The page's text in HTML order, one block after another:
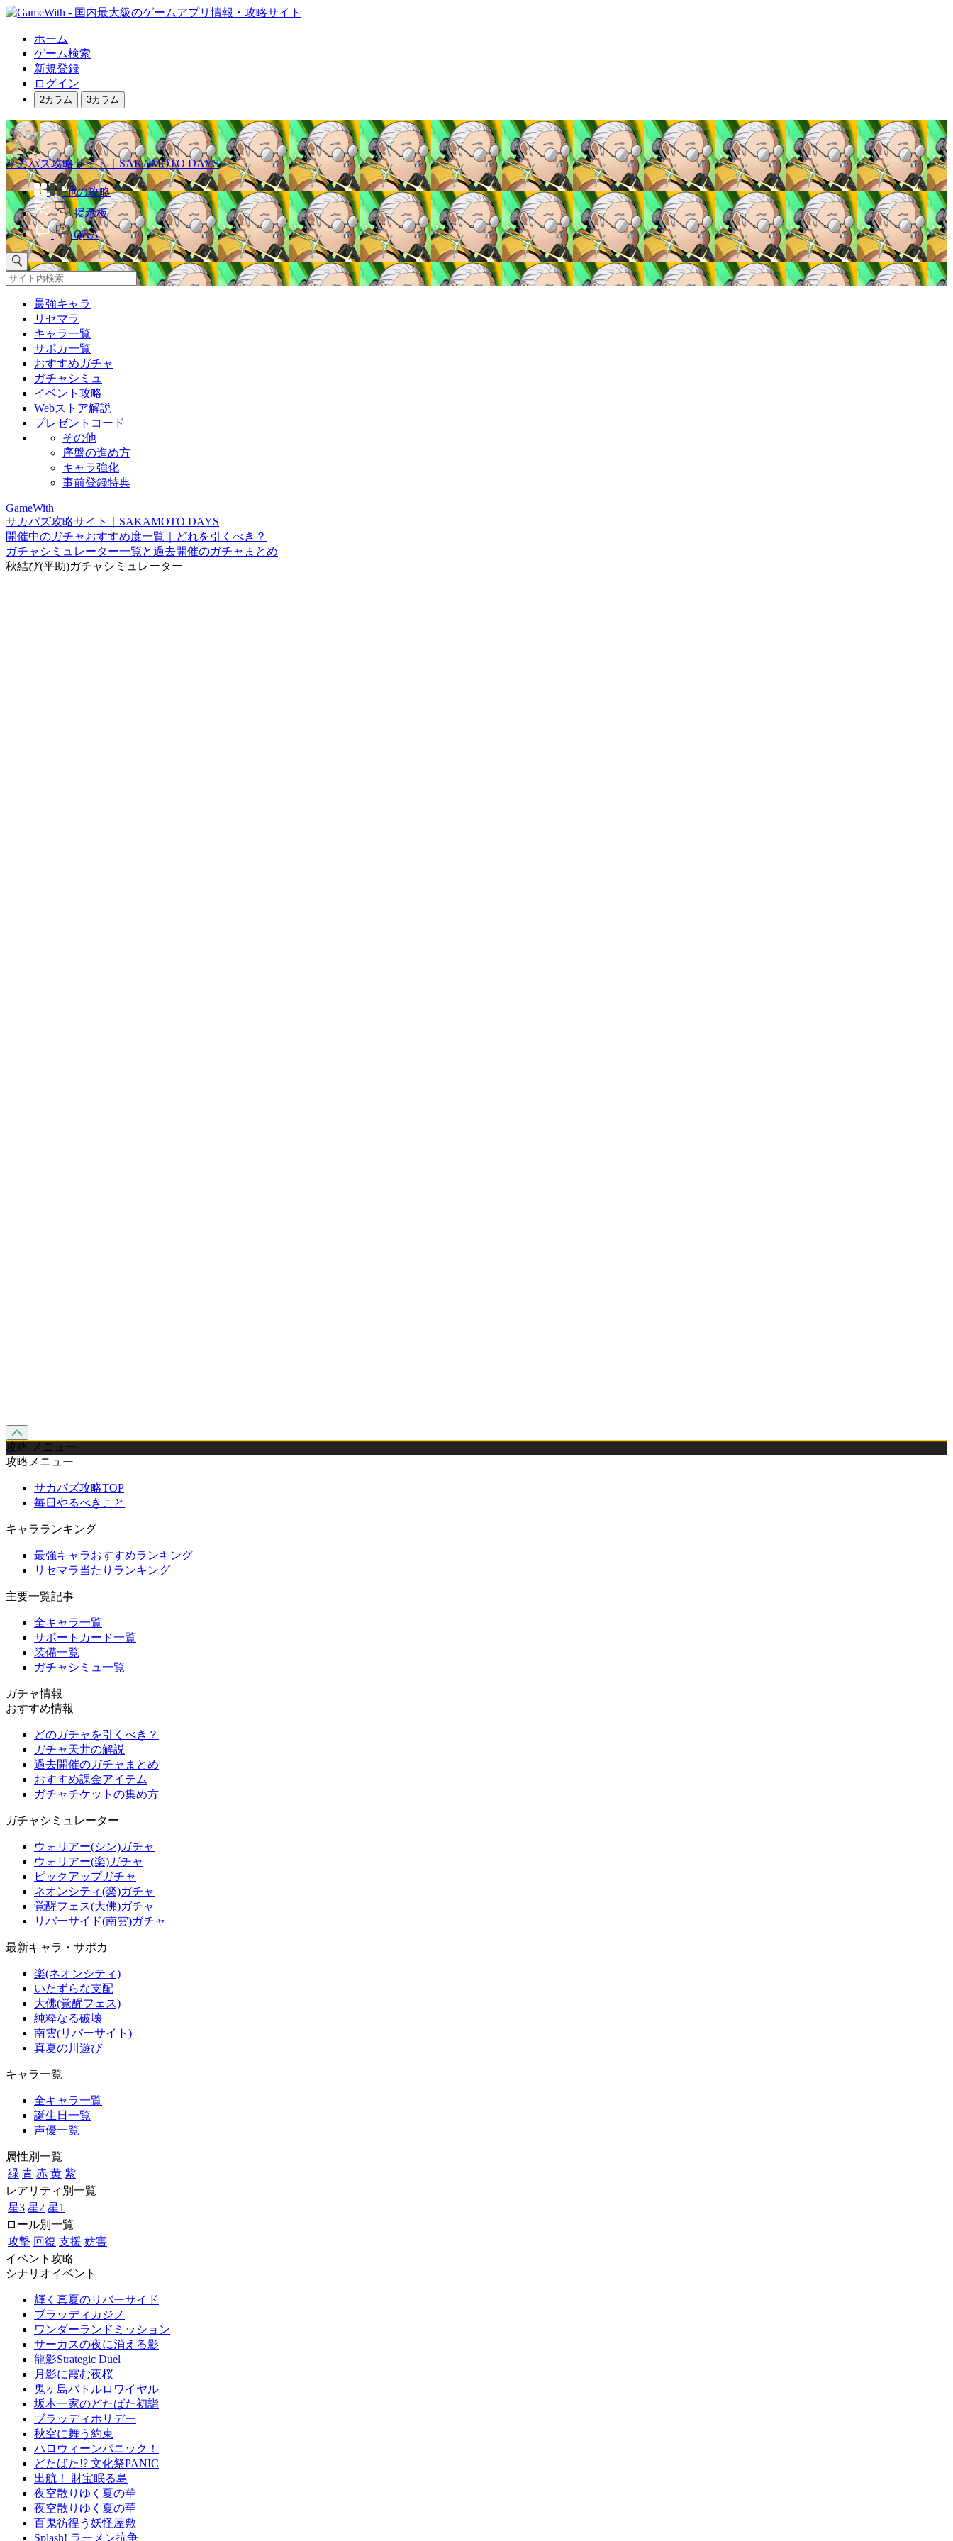
ホーム
ゲーム検索
新規登録
ログイン
2カラム 3カラム
サカパズ攻略サイト｜SAKAMOTO DAYS
他の攻略
掲示板
Q&A
最強キャラ
リセマラ
キャラ一覧
サポカ一覧
おすすめガチャ
ガチャシミュ
イベント攻略
Webストア解説
プレゼントコード
その他
序盤の進め方
キャラ強化
事前登録特典
GameWith
サカパズ攻略サイト｜SAKAMOTO DAYS
開催中のガチャおすすめ度一覧｜どれを引くべき？
ガチャシミュレーター一覧と過去開催のガチャまとめ
秋結び(平助)ガチャシミュレーター
攻略 メニュー
攻略メニュー
サカパズ攻略TOP
毎日やるべきこと
キャラランキング
最強キャラおすすめランキング
リセマラ当たりランキング
主要一覧記事
全キャラ一覧
サポートカード一覧
装備一覧
ガチャシミュ一覧
ガチャ情報
おすすめ情報
どのガチャを引くべき？
ガチャ天井の解説
過去開催のガチャまとめ
おすすめ課金アイテム
ガチャチケットの集め方
ガチャシミュレーター
ウォリアー(シン)ガチャ
ウォリアー(楽)ガチャ
ピックアップガチャ
ネオンシティ(楽)ガチャ
覚醒フェス(大佛)ガチャ
リバーサイド(南雲)ガチャ
最新キャラ・サポカ
楽(ネオンシティ)
いたずらな支配
大佛(覚醒フェス)
純粋なる破壊
南雲(リバーサイト)
真夏の川遊び
キャラ一覧
全キャラ一覧
誕生日一覧
声優一覧
属性別一覧
緑 青 赤 黄 紫
レアリティ別一覧
星3 星2 星1
ロール別一覧
攻撃 回復 支援 妨害
イベント攻略
シナリオイベント
輝く真夏のリバーサイド
ブラッディカジノ
ワンダーランドミッション
サーカスの夜に消える影
龍影Strategic Duel
月影に霞む夜桜
鬼ヶ島バトルロワイヤル
坂本一家のどたばた初詣
ブラッディホリデー
秋空に舞う約束
ハロウィーンパニック！
どたばた!? 文化祭PANIC
出航！ 財宝眠る島
夜空散りゆく夏の華
夜空散りゆく夏の華
百鬼彷徨う妖怪屋敷
Splash! ラーメン抗争